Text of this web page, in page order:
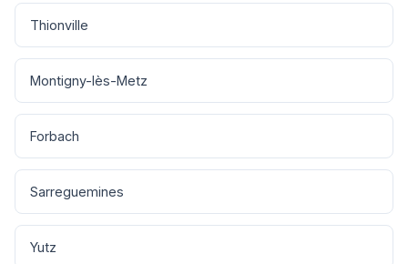
Thionville
Montigny-lès-Metz
Forbach
Sarreguemines
Yutz